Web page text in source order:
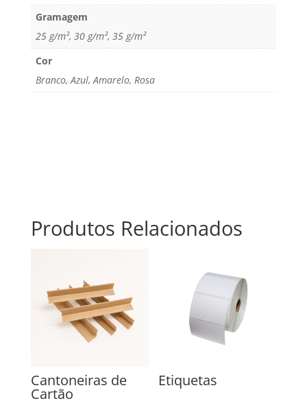
Gramagem
25 g/m², 30 g/m², 35 g/m²
Cor
Branco, Azul, Amarelo, Rosa
Produtos Relacionados
Cantoneiras de
Cartão
Etiquetas